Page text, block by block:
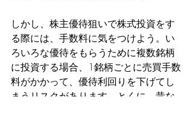
しかし、株主優待狙いで株式投資をす
る際には、手数料に気をつけよう。い
ろいろな優待をもらうために複数銘柄
に投資する場合、1銘柄ごとに売買手数
料がかかって、優待利回りを下げてし
まうリスクがあります。とくに、昔な